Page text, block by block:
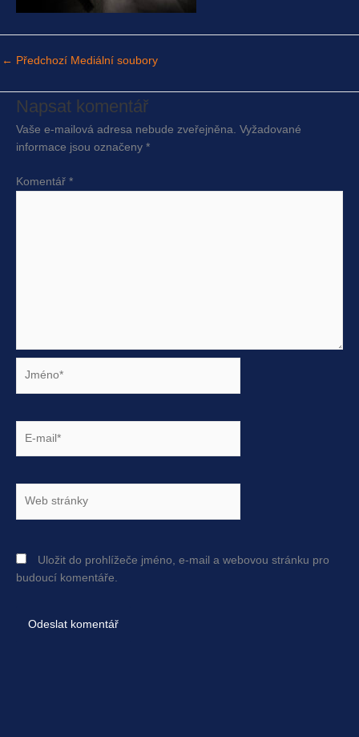
← Předchozí Mediální soubory
Napsat komentář
Vaše e-mailová adresa nebude zveřejněna. Vyžadované
informace jsou označeny *
Komentář *
mail*
Uložit do prohlížeče jméno, e-mail a webovou stránku pro
budoucí komentáře.